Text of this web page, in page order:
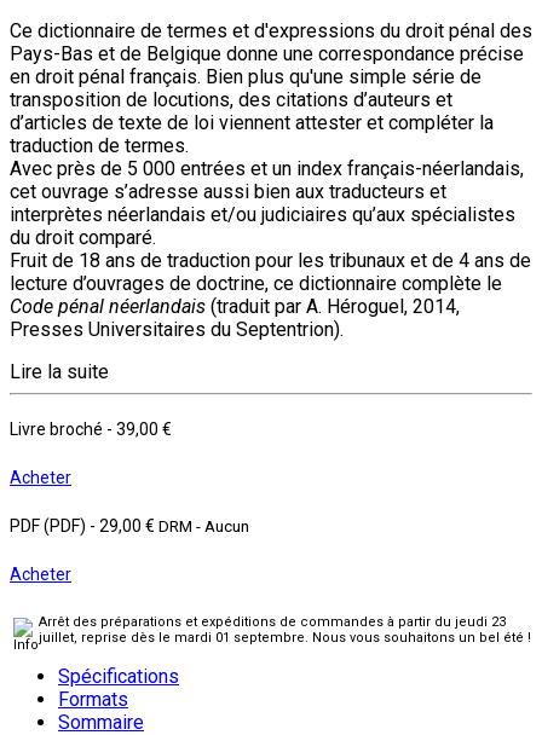
Ce dictionnaire de termes et d'expressions du droit pénal des
Pays-Bas et de Belgique donne une correspondance précise
en droit pénal français. Bien plus qu'une simple série de
transposition de locutions, des citations d’auteurs et
d’articles de texte de loi viennent attester et compléter la
traduction de termes.
Avec près de 5 000 entrées et un index français-néerlandais,
cet ouvrage s’adresse aussi bien aux traducteurs et
interprètes néerlandais et/ou judiciaires qu’aux spécialistes
du droit comparé.
Fruit de 18 ans de traduction pour les tribunaux et de 4 ans de
lecture d’ouvrages de doctrine, ce dictionnaire complète le
Code pénal néerlandais (traduit par A. Héroguel, 2014,
Presses Universitaires du Septentrion).
Lire la suite
Livre broché - 39,00 €
Acheter
PDF (PDF) - 29,00 € DRM - Aucun
Acheter
Arrêt des préparations et expéditions de commandes à partir du jeudi 23
juillet, reprise dès le mardi 01 septembre. Nous vous souhaitons un bel été !
Spécifications
Formats
Sommaire